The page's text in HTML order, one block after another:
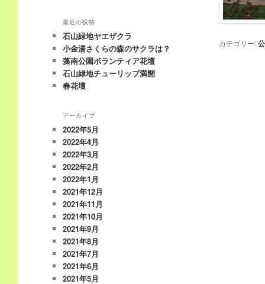
カテゴリー:
最近の投稿
石山緑地ヤエザクラ
小金湯さくらの森のサクラは？
藻南公園ボランティア花壇
石山緑地チューリップ満開
春花壇
アーカイブ
2022年5月
2022年4月
2022年3月
2022年2月
2022年1月
2021年12月
2021年11月
2021年10月
2021年9月
2021年8月
2021年7月
2021年6月
2021年5月